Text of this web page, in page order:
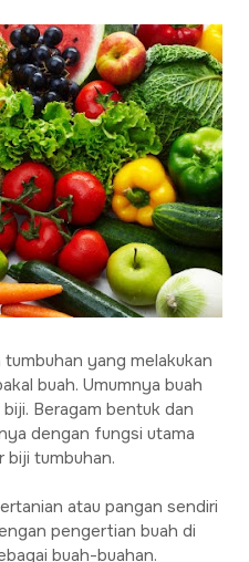
yang melakukan
buah. Umumnya buah
Beragam bentuk dan
dengan fungsi utama
biji tumbuhan.
atau pangan sendiri
pengertian buah di
buah-buahan.